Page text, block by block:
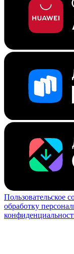
Пользовательское
обработку